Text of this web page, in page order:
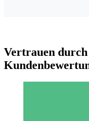
Vertrauen durch